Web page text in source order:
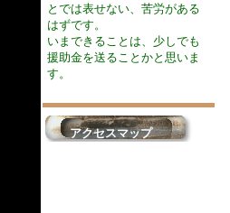
とでは表せない、苦労がある
はずです。
いまできることは、少しでも
援助金を送ることかと思いま
す。
アクセスマップ